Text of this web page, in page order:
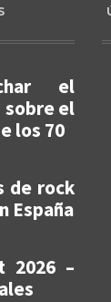
el
sobre el
los 70
de rock
España
2026 –